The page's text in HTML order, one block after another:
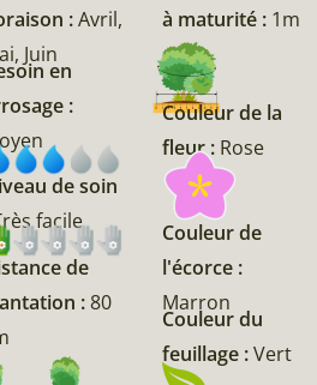
:Avril,
Juin
en
:
de soin
facile
de
:80
à maturité : 1m
Couleur de la
fleur : Rose
Couleur de
l'écorce :
Marron
Couleur du
feuillage :Vert